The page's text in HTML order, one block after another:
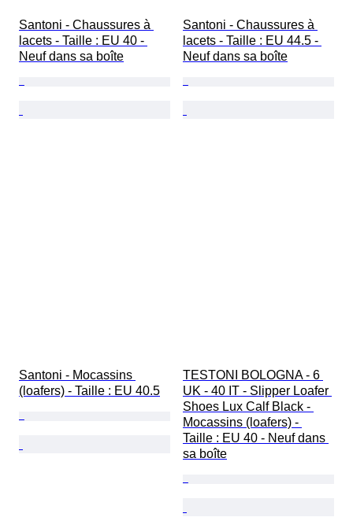
Santoni - Chaussures à
lacets - Taille : EU 40 -
Neuf dans sa boîte
Santoni - Chaussures à
lacets - Taille : EU 44.5 -
Neuf dans sa boîte
Santoni - Mocassins
(loafers) - Taille : EU 40.5
TESTONI BOLOGNA - 6
UK - 40 IT - Slipper Loafer
Shoes Lux Calf Black -
Mocassins (loafers) -
Taille : EU 40 - Neuf dans
sa boîte